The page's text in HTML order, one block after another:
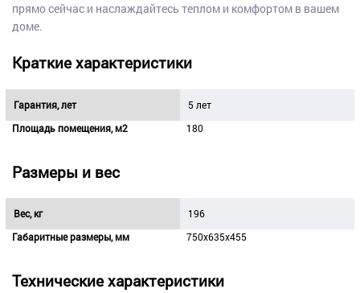
прямо сейчас и наслаждайтесь теплом и комфортом в вашем
доме.
Краткие характеристики
Гарантия, лет
5 лет
Площадь помещения, м2
180
Размеры и вес
Вес, кг
196
Габаритные размеры, мм
750х635х455
Технические характеристики